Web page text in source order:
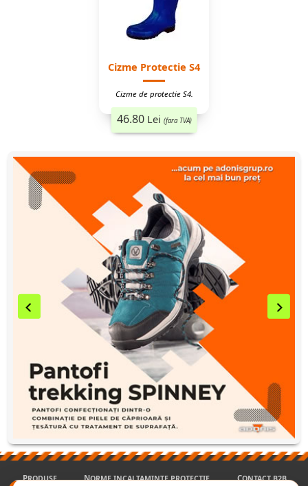
Cizme Protectie S4
Cizme de protectie S4.
46.80 Lei (fara TVA)
PRODUSE NORME INCALTAMINTE PROTECTIE CONTACT B2B